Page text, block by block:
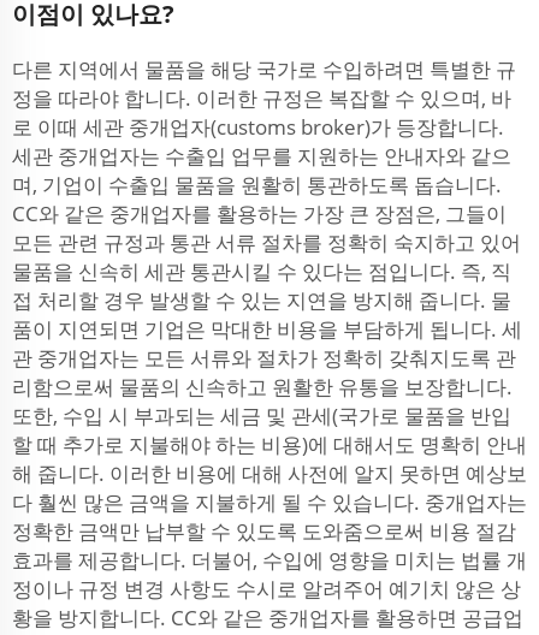
이점이 있나요?
다른 지역에서 물품을 해당 국가로 수입하려면 특별한 규
정을 따라야 합니다. 이러한 규정은 복잡할 수 있으며, 바
로 이때 세관 중개업자(customs broker)가 등장합니다.
세관 중개업자는 수출입 업무를 지원하는 안내자와 같으
며, 기업이 수출입 물품을 원활히 통관하도록 돕습니다.
CC와 같은 중개업자를 활용하는 가장 큰 장점은, 그들이
모든 관련 규정과 통관 서류 절차를 정확히 숙지하고 있어
물품을 신속히 세관 통관시킬 수 있다는 점입니다. 즉, 직
접 처리할 경우 발생할 수 있는 지연을 방지해 줍니다. 물
품이 지연되면 기업은 막대한 비용을 부담하게 됩니다. 세
관 중개업자는 모든 서류와 절차가 정확히 갖춰지도록 관
리함으로써 물품의 신속하고 원활한 유통을 보장합니다.
또한, 수입 시 부과되는 세금 및 관세(국가로 물품을 반입
할 때 추가로 지불해야 하는 비용)에 대해서도 명확히 안내
해 줍니다. 이러한 비용에 대해 사전에 알지 못하면 예상보
다 훨씬 많은 금액을 지불하게 될 수 있습니다. 중개업자는
정확한 금액만 납부할 수 있도록 도와줌으로써 비용 절감
효과를 제공합니다. 더불어, 수입에 영향을 미치는 법률 개
정이나 규정 변경 사항도 수시로 알려주어 예기치 않은 상
황을 방지합니다. CC와 같은 중개업자를 활용하면 공급업